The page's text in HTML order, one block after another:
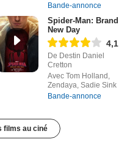
Bande-annonce
Spider-Man: Brand
New Day
4,1
De Destin Daniel
Cretton
Avec Tom Holland,
Zendaya, Sadie Sink
Bande-annonce
films au ciné